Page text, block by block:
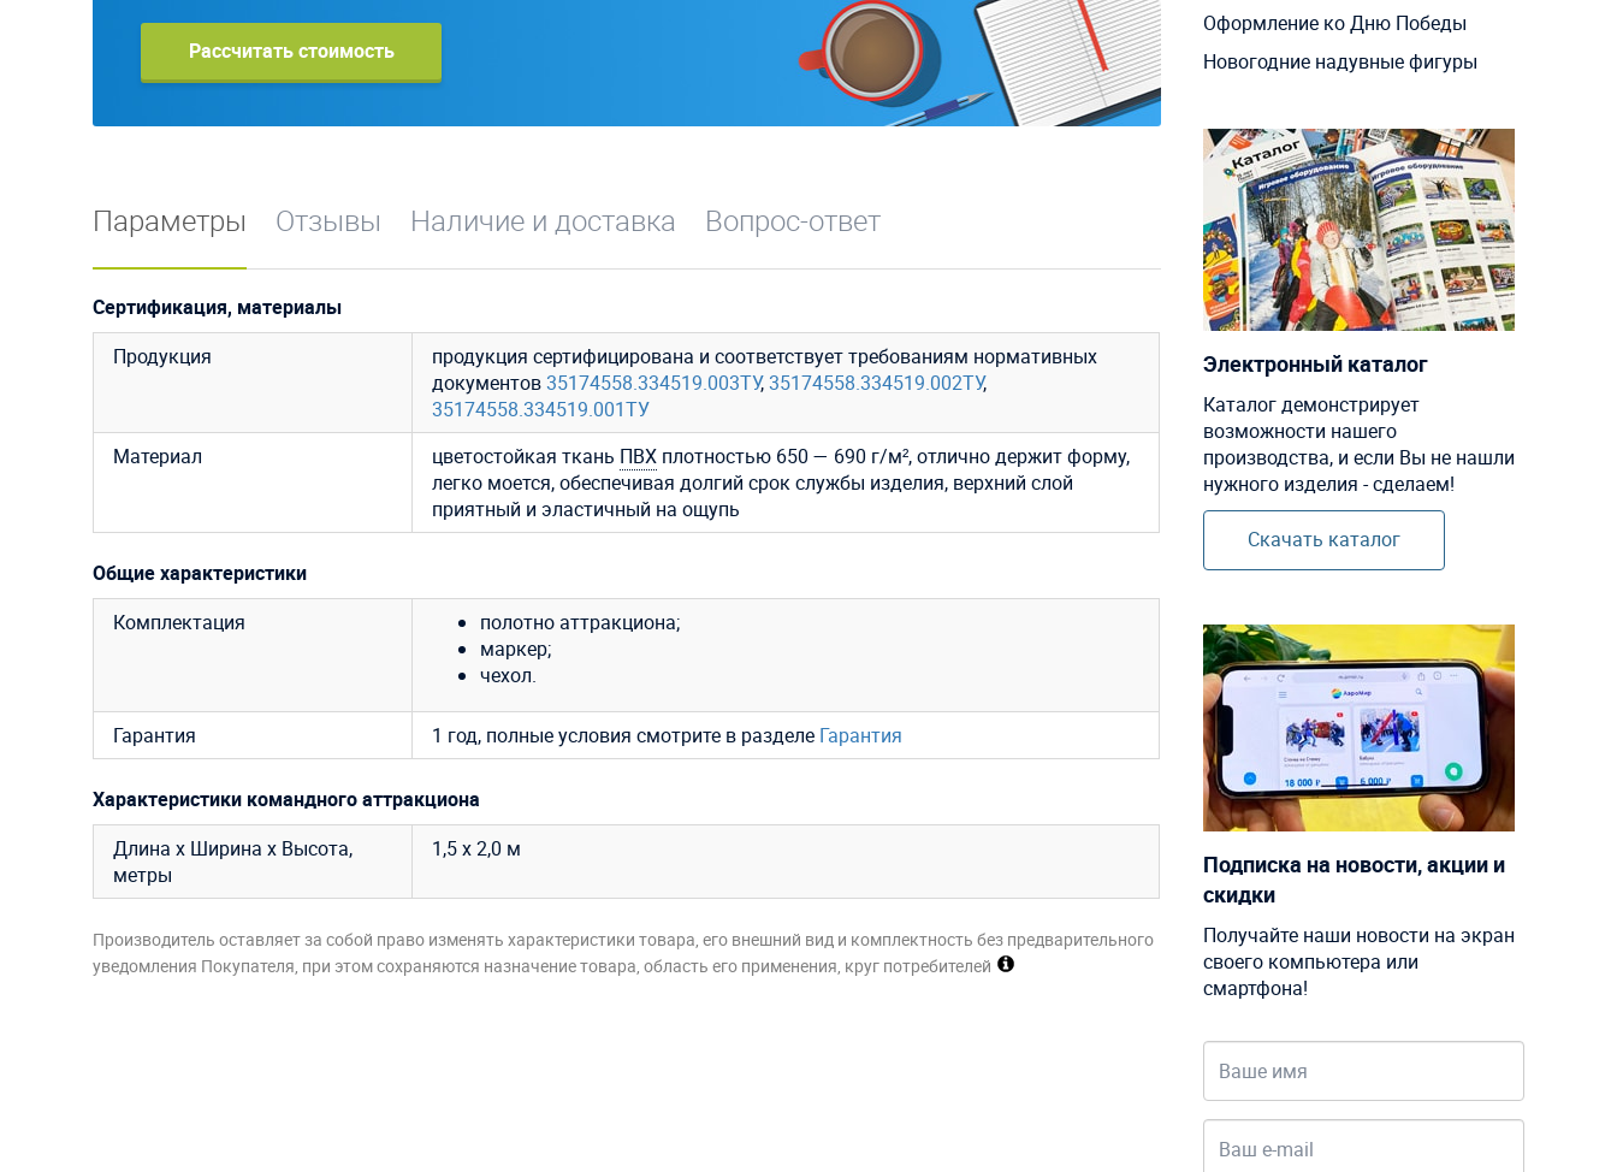
Рассчитать стоимость
Параметры Отзывы Наличие и доставка Вопрос-ответ
Сертификация, материалы
Продукция
продукция сертифицирована и соответствует требованиям нормативных
документов35174558.334519.003ТУ,35174558.334519.002ТУ,
35174558.334519.001ТУ
Материал
цветостойкая ткань ПВХ плотностью 650 — 690 г/м², отлично держит форму,
легко моется, обеспечивая долгий срок службы изделия, верхний слой
приятный и эластичный на ощупь
Общие характеристики
Комплектация
полотно аттракциона;
маркер;
чехол.
Гарантия 1 год, полные условия смотрите в разделе Гарантия
Характеристики командного аттракциона
Длина х Ширина х Высота,
метры
1,5 х 2,0 м
Производитель оставляет за собой право изменять характеристики товара, его внешний вид и комплектность без предварительного
уведомления Покупателя, при этом сохраняются назначение товара, область его применения, круг потребителей
Оформление ко Дню Победы
Новогодние надувные фигуры
Электронный каталог
Каталог демонстрирует
возможности нашего
производства, и если Вы не нашли
нужного изделия - сделаем!
Скачать каталог
Подписка на новости, акции и
скидки
Получайте наши новости на экран
своего компьютера или
смартфона!